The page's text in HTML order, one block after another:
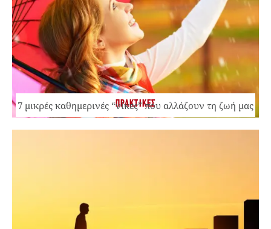
ΠΡΑΚΤΙΚΕΣ
7 μικρές καθημερινές “νίκες” που αλλάζουν τη ζωή μας